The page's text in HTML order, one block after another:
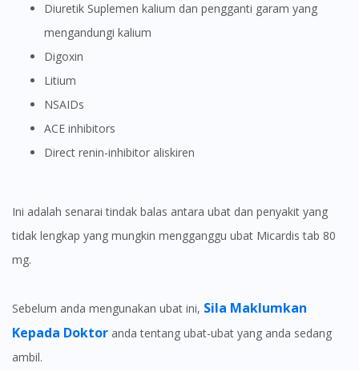
Diuretik Suplemen kalium dan pengganti garam yang
mengandungi kalium
Digoxin
Litium
NSAIDs
ACE inhibitors
Direct renin-inhibitor aliskiren
Ini adalah senarai tindak balas antara ubat dan penyakit yang
tidak lengkap yang mungkin mengganggu ubat Micardis tab 80
mg.
Sebelum anda mengunakan ubat ini, Sila Maklumkan
Kepada Doktor anda tentang ubat-ubat yang anda sedang
ambil.